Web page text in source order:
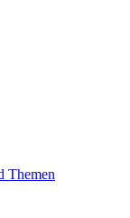
Themen